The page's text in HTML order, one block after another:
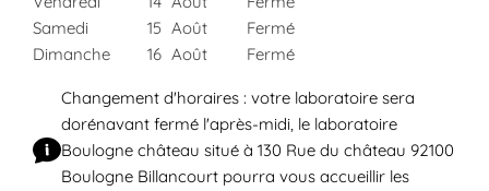
Samedi
15 Août
Fermé
Dimanche
16 Août Fermé
Changement d'horaires : votre laboratoire sera
dorénavant fermé l'après-midi, le laboratoire
Boulogne château situé à 130 Rue du château 92100
Boulogne Billancourt pourra vous accueillir les